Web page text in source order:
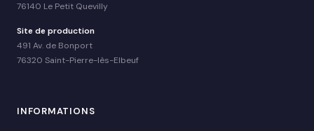
76140 Le Petit Quevilly
Site de production
491 Av. de Bonport
76320 Saint-Pierre-lès-Elbeuf
INFORMATIONS